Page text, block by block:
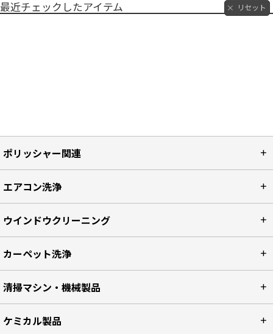
最近チェックしたアイテム リセット
ポリッシャー関連
エアコン洗浄
ウインドウクリーニング
カーペット洗浄
清掃マシン・機械製品
ケミカル製品